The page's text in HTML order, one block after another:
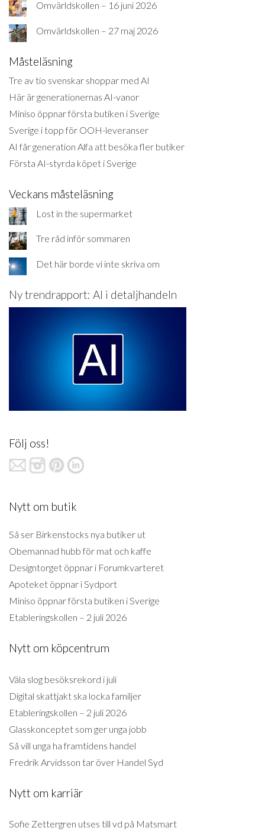
Omvärldskollen – 16 juni 2026
Omvärldskollen – 27 maj 2026
Måsteläsning
Tre av tio svenskar shoppar med AI
Här är generationernas AI-vanor
Miniso öppnar första butiken i Sverige
Sverige i topp för OOH-leveranser
AI får generation Alfa att besöka fler butiker
Första AI-styrda köpet i Sverige
Veckans måsteläsning
Lost in the supermarket
Tre råd inför sommaren
Det här borde vi inte skriva om
Ny trendrapport: AI i detaljhandeln
Följ oss!
Nytt om butik
Så ser Birkenstocks nya butiker ut
Obemannad hubb för mat och kaffe
Designtorget öppnar i Forumkvarteret
Apoteket öppnar i Sydport
Miniso öppnar första butiken i Sverige
Etableringskollen – 2 juli 2026
Nytt om köpcentrum
Väla slog besöksrekord i juli
Digital skattjakt ska locka familjer
Etableringskollen – 2 juli 2026
Glasskonceptet som ger unga jobb
Så vill unga ha framtidens handel
Fredrik Arvidsson tar över Handel Syd
Nytt om karriär
Sofie Zettergren utses till vd på Matsmart